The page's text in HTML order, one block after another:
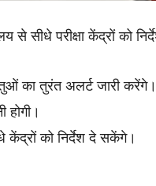
सीधे परीक्षा केंद्रों को
का तुरंत अलर्ट जारी करेंगे।
को निर्देश दे सकेंगे।